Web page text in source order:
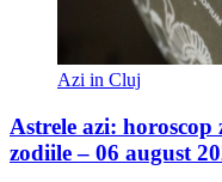
Azi in Cluj
Astrele azi:
zodiile – 06 august